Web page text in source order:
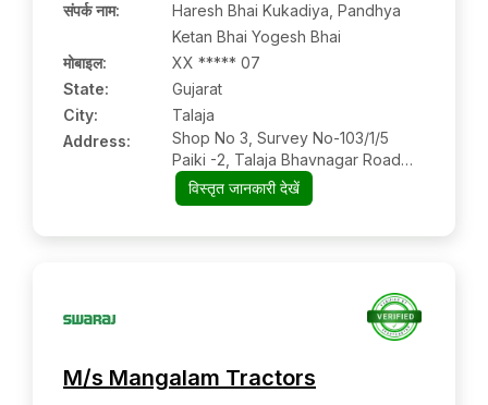
संपर्क नाम:
Haresh Bhai Kukadiya, Pandhya
Ketan Bhai Yogesh Bhai
मोबाइल:
XX ***** 07
State:
Gujarat
City:
Talaja
Address:
Shop No 3, Survey No-103/1/5
Paiki -2, Talaja Bhavnagar Road
364140
विस्तृत जानकारी देखें
M/s Mangalam Tractors